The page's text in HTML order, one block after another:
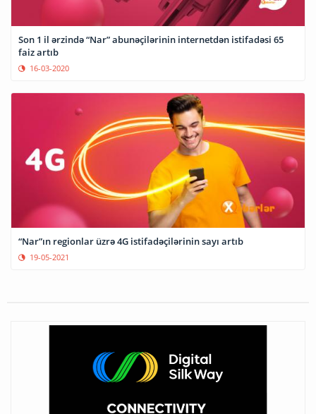
Son 1 il ərzində “Nar” abunəçilərinin internetdən istifadəsi 65
faiz artıb
16-03-2020
“Nar”ın regionlar üzrə 4G istifadəçilərinin sayı artıb
19-05-2021